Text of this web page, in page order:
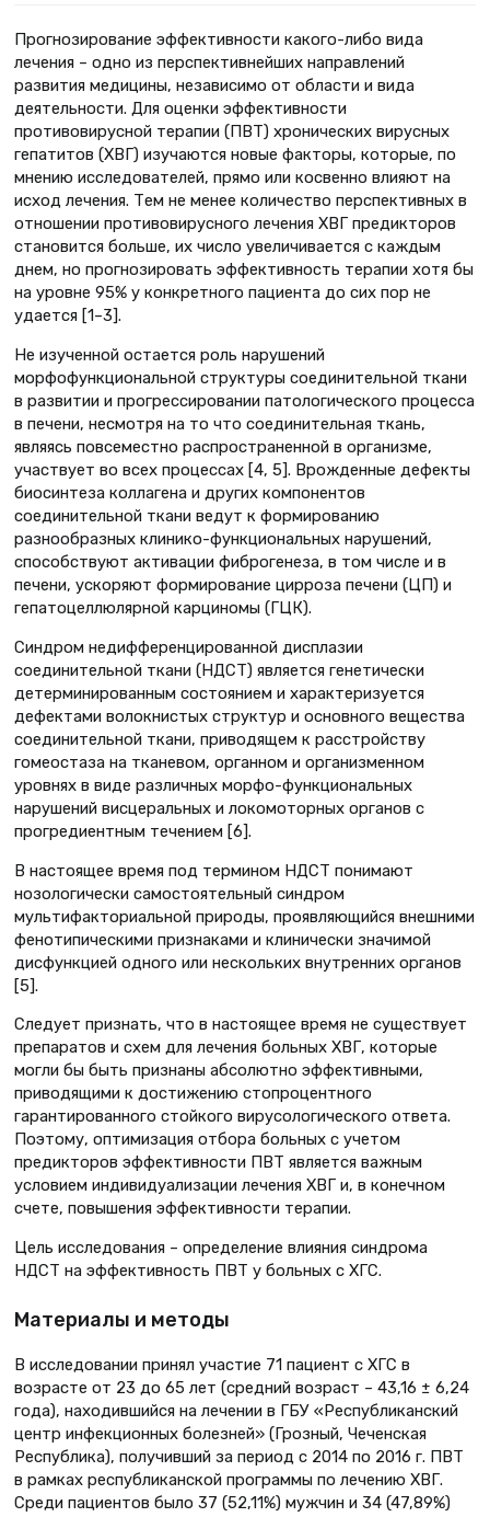
Прогнозирование эффективности какого-либо вида
лечения – одно из перспективнейших направлений
развития медицины, независимо от области и вида
деятельности. Для оценки эффективности
противовирусной терапии (ПВТ) хронических вирусных
гепатитов (ХВГ) изучаются новые факторы, которые, по
мнению исследователей, прямо или косвенно влияют на
исход лечения. Тем не менее количество перспективных в
отношении противовирусного лечения ХВГ предикторов
становится больше, их число увеличивается с каждым
днем, но прогнозировать эффективность терапии хотя бы
на уровне 95% у конкретного пациента до сих пор не
удается [1–3].
Не изученной остается роль нарушений
морфофункциональной структуры соединительной ткани
в развитии и прогрессировании патологического процесса
в печени, несмотря на то что соединительная ткань,
являясь повсеместно распространенной в организме,
участвует во всех процессах [4, 5]. Врожденные дефекты
биосинтеза коллагена и других компонентов
соединительной ткани ведут к формированию
разнообразных клинико-функциональных нарушений,
способствуют активации фиброгенеза, в том числе и в
печени, ускоряют формирование цирроза печени (ЦП) и
гепатоцеллюлярной карциномы (ГЦК).
Синдром недифференцированной дисплазии
соединительной ткани (НДСТ) является генетически
детерминированным состоянием и характеризуется
дефектами волокнистых структур и основного вещества
соединительной ткани, приводящем к расстройству
гомеостаза на тканевом, органном и организменном
уровнях в виде различных морфо-функциональных
нарушений висцеральных и локомоторных органов с
прогредиентным течением [6].
В настоящее время под термином НДСТ понимают
нозологически самостоятельный синдром
мультифакториальной природы, проявляющийся внешними
фенотипическими признаками и клинически значимой
дисфункцией одного или нескольких внутренних органов
[5].
Следует признать, что в настоящее время не существует
препаратов и схем для лечения больных ХВГ, которые
могли бы быть признаны абсолютно эффективными,
приводящими к достижению стопроцентного
гарантированного стойкого вирусологического ответа.
Поэтому, оптимизация отбора больных с учетом
предикторов эффективности ПВТ является важным
условием индивидуализации лечения ХВГ и, в конечном
счете, повышения эффективности терапии.
Цель исследования – определение влияния синдрома
НДСТ на эффективность ПВТ у больных с ХГС.
Материалы и методы
В исследовании принял участие 71 пациент с ХГС в
возрасте от 23 до 65 лет (средний возраст – 43,16 ± 6,24
года), находившийся на лечении в ГБУ «Республиканский
центр инфекционных болезней» (Грозный, Чеченская
Республика), получивший за период с 2014 по 2016 г. ПВТ
в рамках республиканской программы по лечению ХВГ.
Среди пациентов было 37 (52,11%) мужчин и 34 (47,89%)